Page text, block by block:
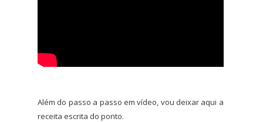
Além do passo a passo em vídeo, vou deixar aqui a
receita escrita do ponto.